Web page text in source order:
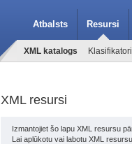
Atbalsts Resursi
XML katalogs Klasifikatori
XML resursi
Izmantojiet šo lapu XML resursu
Lai aplūkotu vai labotu XML